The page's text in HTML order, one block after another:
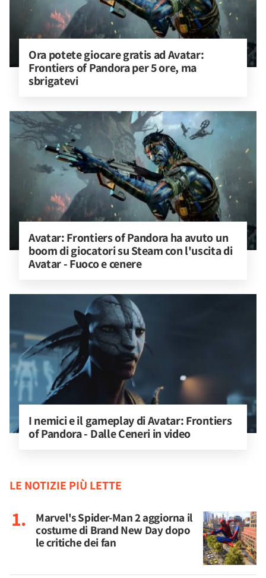
Ora potete giocare gratis ad Avatar:
Frontiers of Pandora per 5 ore, ma
sbrigatevi
Avatar: Frontiers of Pandora ha avuto un
boom di giocatori su Steam con l'uscita di
Avatar - Fuoco e cenere
I nemici e il gameplay di Avatar: Frontiers
of Pandora - Dalle Ceneri in video
LE NOTIZIE PIÙ LETTE
Marvel's Spider-Man 2 aggiorna il
costume di Brand New Day dopo
le critiche dei fan